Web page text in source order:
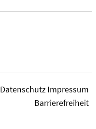
DatenschutzImpressum
Barrierefreiheit